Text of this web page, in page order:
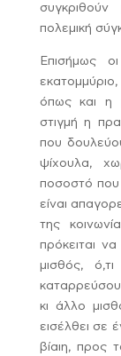
πολεμική
Επισήμως
όπως και η
στιγμή η
που
ψίχουλα,
ποσοστό που
είναι
της
πρόκειται
μισθός,
κι άλλο
εισέλθει σε
βίαιη, προς